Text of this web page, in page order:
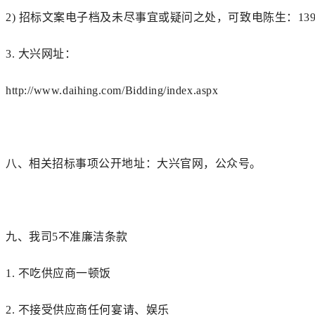
2) 招标文案电子档及未尽事宜或疑问之处，可致电陈生 ：
3. 大兴网址：
http://www.daihing.com/Bidding/index.aspx
八、相关招标事项公开地址：大兴官网，公众号。
九、我司 5不准廉洁条款
1. 不吃供应商一顿饭
2. 不接受供应商任何宴请、娱乐